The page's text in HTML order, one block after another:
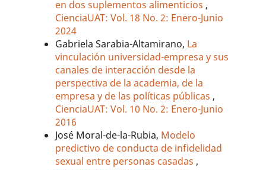
en dos suplementos alimenticios ,
CienciaUAT: Vol. 18 No. 2: Enero-Junio
2024
Gabriela Sarabia-Altamirano, La
vinculación universidad-empresa y sus
canales de interacción desde la
perspectiva de la academia, de la
empresa y de las políticas públicas ,
CienciaUAT: Vol. 10 No. 2: Enero-Junio
2016
José Moral-de-la-Rubia, Modelo
predictivo de conducta de infidelidad
sexual entre personas casadas ,